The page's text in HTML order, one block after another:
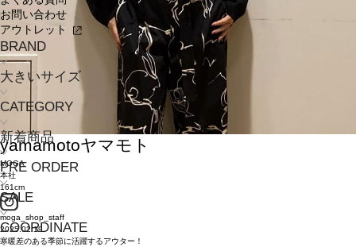
お問い合わせ
アウトレット
BRAND
大きいサイズ
CATEGORY
新着商品
PRE ORDER
SALE
COORDINATE
yamamotoヤマモト
MOGA
本社
161cm
moga_shop_staff
2025.02.19
寒暖差のある季節に活躍するアウター！